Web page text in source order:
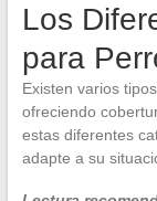
Los
para
Existen varios
ofreciendo
estas diferentes
adapte a su